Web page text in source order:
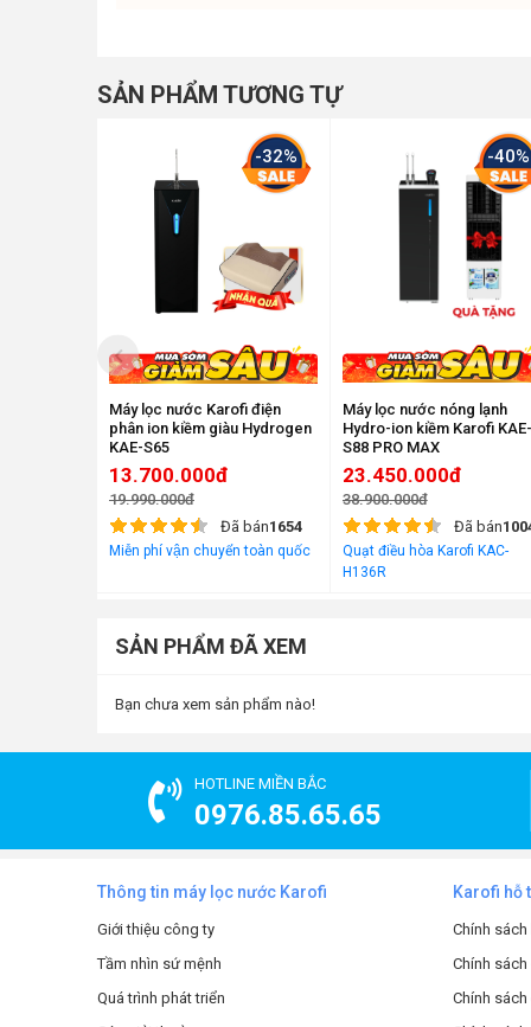
Thiết kế sang trọng với màn hình LED hiện đại
cây máy tính văn phòng thông thường. Mặt trước của
đổi mới trong thiết kế này đã mang đến trải nghiệm sử
Dễ dàng lắp đặt âm tủ hoặc để bàn
SẢN PHẨM TƯƠNG TỰ
-32%
Máy lọc nước Karofi điện
phân ion kiềm giàu Hydrogen
KAE-S65
13.700.000đ
19.990.000đ
Đã bán1654
Miễn phí vận chuyển toàn quốc
-40%
Máy lọc nước nóng lạnh
Hydro-ion kiềm Karofi KAE-
S88 PRO MAX
23.450.000đ
38.900.000đ
Đã bán
Quạt điều hòa Karofi KAC-
H136R
SẢN PHẨM ĐÃ XEM
Bạn chưa xem sản phẩm nào!
HOTLINE MIỀN BẮC
0976.85.65.65
Thông tin máy lọc nước Karofi
Giới thiệu công ty
Tầm nhìn sứ mệnh
Quá trình phát triển
Karofi hỗ
Chính
Chính
Chính